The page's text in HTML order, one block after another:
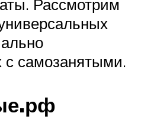
Рассмотрим
самозанятыми.